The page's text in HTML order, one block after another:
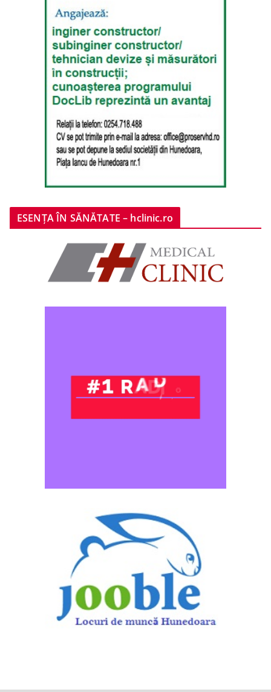
ESENȚA ÎN SĂNĂTATE – hclinic.ro